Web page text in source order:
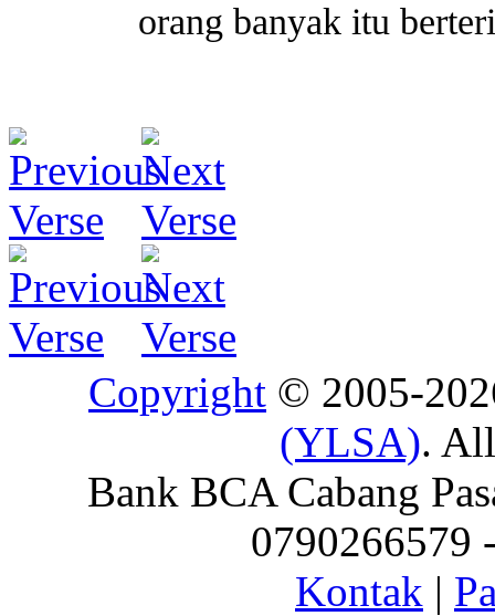
orang banyak itu
Copyright © 2005-
(YLSA).
Bank BCA Cabang
0790266579
Kontak |